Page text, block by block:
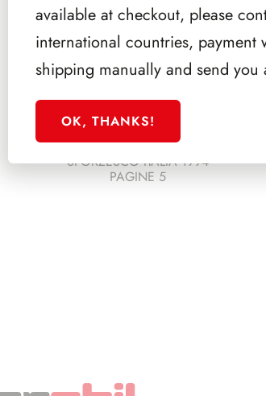
SFORZESCO ITALIA 1994
PAGINE 5
available at checkout, please
international countries,
shipping manually and send
OK, THANKS!